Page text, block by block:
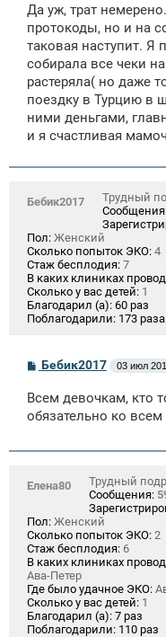
б
щ
е
н
и
Да уж, трат
протокоды, но и на
таковая наступит. Я
собирала все чеки
растеряла( но даже
поездку в Турцию в
ними деньгами,
и я счастливая
Бебик2017
Трудный
Пол: Женский
Сколько попыток ЭКО: 4
Стаж бесплодия: 7
В каких клиниках
Сколько у вас детей: 1
Благодарил (а): 60 раз
Поблагодарили: 173 раза
С
о
б
щ
и
Бебик2017 03 июл
Всем девочкам, кто
обязательно ко всем
Елена80
Трудный
Сообщения:
Пол: Женский
Сколько попыток ЭКО: 2
Стаж бесплодия: 6
В каких клиниках
Ава-Петер
Где было удачное ЭКО:
Сколько у вас детей: 1
Благодарил (а): 7 раз
Поблагодарили: 110 раз